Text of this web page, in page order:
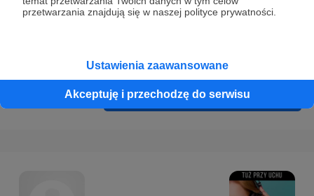
przetwarzania znajdują się w naszej polityce prywatności.
Ustawienia zaawansowane
Akceptuję i przechodzę do serwisu
Cofnij Zarejestruj się i przejdź dalej